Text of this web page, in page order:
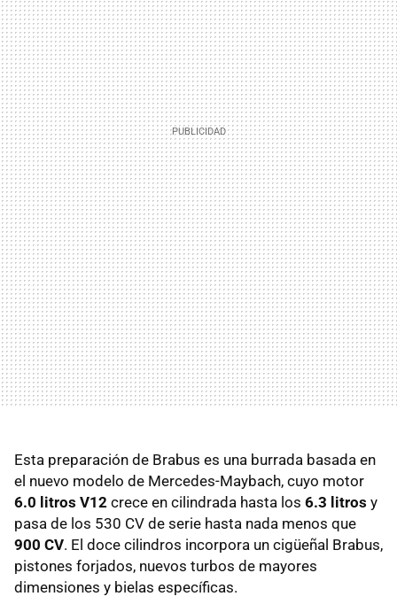
Esta preparación de Brabus es una burrada basada en
el nuevo modelo de Mercedes-Maybach, cuyo motor
6.0 litros V12 crece en cilindrada hasta los 6.3 litros y
pasa de los 530 CV de serie hasta nada menos que
900 CV. El doce cilindros incorpora un cigüeñal Brabus,
pistones forjados, nuevos turbos de mayores
dimensiones y bielas específicas.